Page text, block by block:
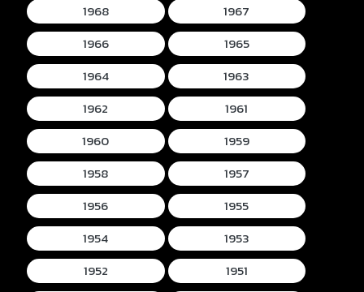
1968
1967
1966
1965
1964
1963
1962
1961
1960
1959
1958
1957
1956
1955
1954
1953
1952
1951